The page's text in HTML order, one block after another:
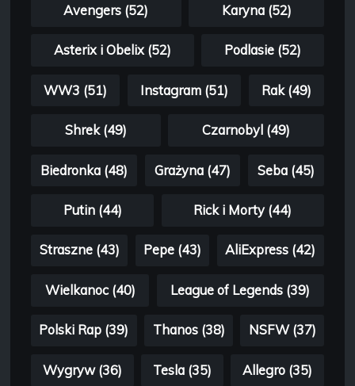
Avengers (52) Karyna (52)
Asterix i Obelix (52) Podlasie (52)
WW3 (51) Instagram (51) Rak (49)
Shrek (49) Czarnobyl (49)
Biedronka (48) Grażyna (47) Seba (45)
Putin (44) Rick i Morty (44)
Straszne (43) Pepe (43) AliExpress (42)
Wielkanoc (40) League of Legends (39)
Polski Rap (39) Thanos (38) NSFW (37)
Wygryw (36) Tesla (35) Allegro (35)